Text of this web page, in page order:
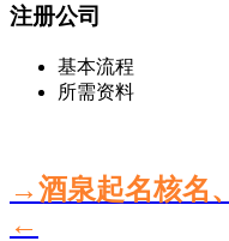
注册公司
基本流程
所需资料
→酒泉起名核名
←